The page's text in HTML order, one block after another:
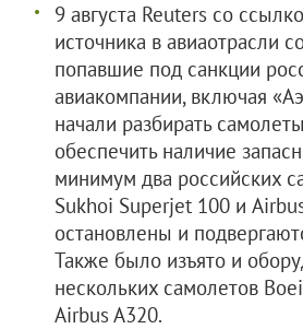
9 августа Reuters со
источника в авиаотрасли
попавшие под санкции
авиакомпании, включая
начали разбирать
обеспечить наличие
минимум два российских
Sukhoi Superjet 100 и
остановлены и
Также было изъято и
нескольких самолетов
Airbus A320.